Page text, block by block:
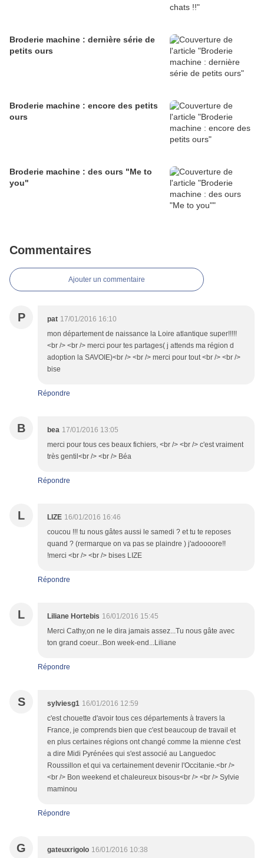
Broderie machine : dernière série de
petits ours
Broderie machine : encore des petits
ours
Broderie machine : des ours "Me to
you"
Commentaires
Ajouter un commentaire
P pat 17/01/2016 16:10
mon département de naissance la Loire atlantique super!!!!!
<br /> <br /> merci pour tes partages( j attends ma région d
adoption la SAVOIE)<br /> <br /> merci pour tout <br /> <br />
bise
Répondre
B bea 17/01/2016 13:05
merci pour tous ces beaux fichiers, <br /> <br /> c'est vraiment
très gentil<br /> <br /> Béa
Répondre
L LIZE 16/01/2016 16:46
coucou !!! tu nous gâtes aussi le samedi ? et tu te reposes
quand ? (rermarque on va pas se plaindre ) j'adoooore!!
!merci <br /> <br /> bises LIZE
Répondre
L Liliane Hortebis 16/01/2016 15:45
Merci Cathy,on ne le dira jamais assez...Tu nous gâte avec
ton grand coeur...Bon week-end...Liliane
Répondre
S sylviesg1 16/01/2016 12:59
c'est chouette d'avoir tous ces départements à travers la
France, je comprends bien que c'est beaucoup de travail et
en plus certaines régions ont changé comme la mienne c'est
a dire Midi Pyrénées qui s'est associé au Languedoc
Roussillon et qui va certainement devenir l'Occitanie.<br />
<br /> Bon weekend et chaleureux bisous<br /> <br /> Sylvie
maminou
Répondre
G gateuxrigolo 16/01/2016 10:38